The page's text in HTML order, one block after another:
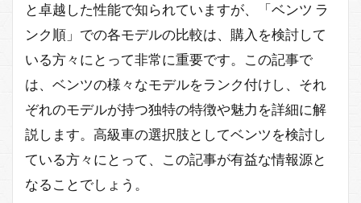
と卓越した性能で知られていますが、「ベンツ ラ
ンク順」での各モデルの比較は、購入を検討して
いる方々にとって非常に重要です。この記事で
は、ベンツの様々なモデルをランク付けし、それ
ぞれのモデルが持つ独特の特徴や魅力を詳細に解
説します。高級車の選択肢としてベンツを検討し
ている方々にとって、この記事が有益な情報源と
なることでしょう。